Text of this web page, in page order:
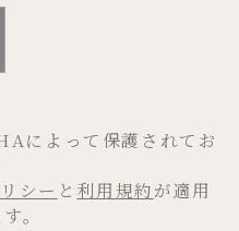
によって保護されてお
シー と 利用規約が適用
。